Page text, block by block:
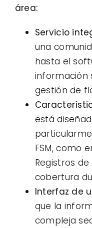
área:
Servicio
una
hasta el
información
gestión de
está
FSM, como
Registros
cobertura
Interfaz de
que la
compleja